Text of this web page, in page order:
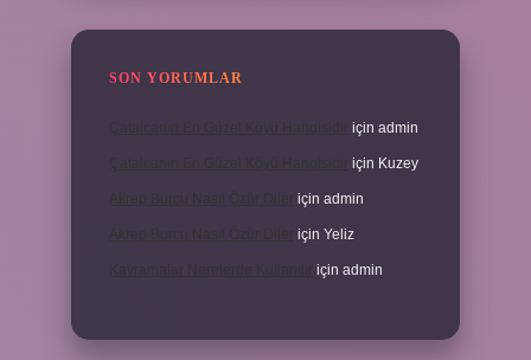
SON YORUMLAR
için admin
Çatalcanın En Güzel Köyü Hangisidir için Kuzey
Akrep Burcu Nasıl Özür Diler için admin
Akrep Burcu Nasıl Özür Diler için Yeliz
için admin